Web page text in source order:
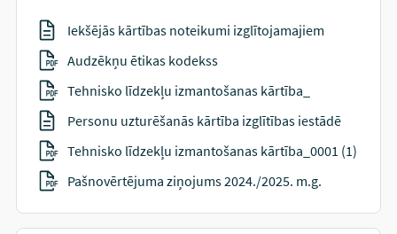
Iekšējās kārtības noteikumi izglītojamajiem
Audzēkņu ētikas kodekss
Tehnisko līdzekļu izmantošanas kārtība_
Personu uzturēšanās kārtība izglītības iestādē
Tehnisko līdzekļu izmantošanas kārtība_0001 (1)
Pašnovērtējuma ziņojums 2024./2025. m.g.